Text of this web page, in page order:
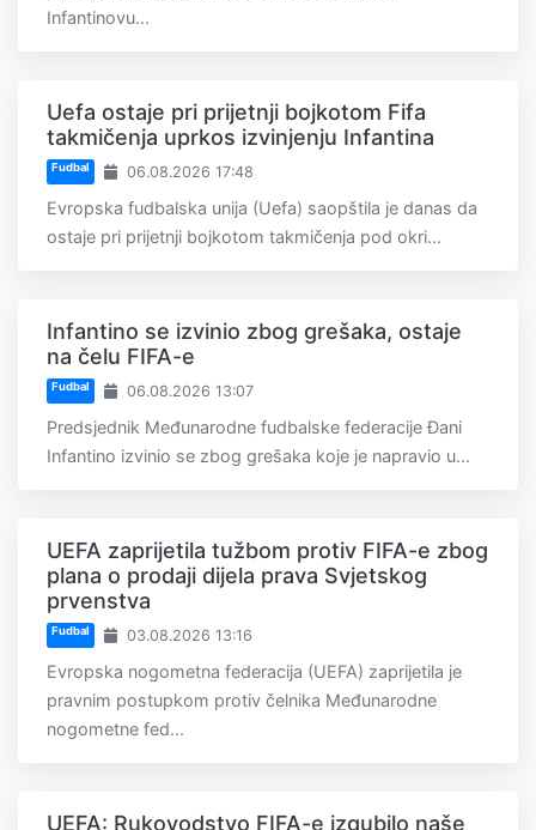
Infantinovu...
Uefa ostaje pri prijetnji bojkotom Fifa
takmičenja uprkos izvinjenju Infantina
Fudbal 06.08.2026 17:48
Evropska fudbalska unija (Uefa) saopštila je danas da
ostaje pri prijetnji bojkotom takmičenja pod okri...
Infantino se izvinio zbog grešaka, ostaje
na čelu FIFA-e
Fudbal 06.08.2026 13:07
Predsjednik Međunarodne fudbalske federacije Đani
Infantino izvinio se zbog grešaka koje je napravio u...
UEFA zaprijetila tužbom protiv FIFA-e zbog
plana o prodaji dijela prava Svjetskog
prvenstva
Fudbal 03.08.2026 13:16
Evropska nogometna federacija (UEFA) zaprijetila je
pravnim postupkom protiv čelnika Međunarodne
nogometne fed...
UEFA: Rukovodstvo FIFA-e izgubilo naše